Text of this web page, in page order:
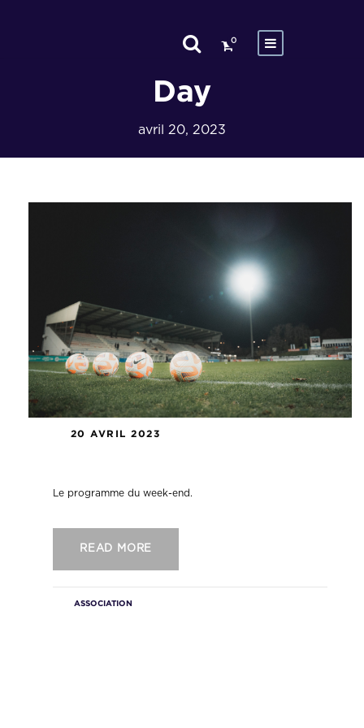
0
Day
avril 20, 2023
20 AVRIL 2023
Le programme du week-end.
READ MORE
ASSOCIATION